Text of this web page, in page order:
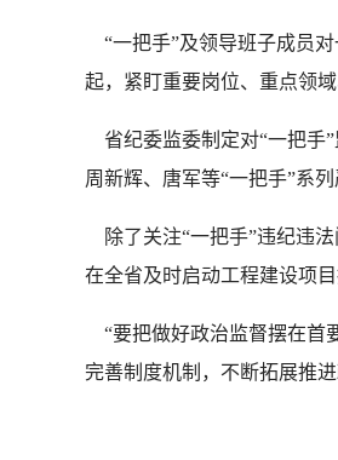
“一把手”及领导班子成员
起，紧盯重要岗位、重点领
省纪委监委制定对“一把手”
周新辉、唐军等“一把手”系
除了关注“一把手”违纪违法
在全省及时启动工程建设项
“要把做好政治监督摆在首
完善制度机制，不断拓展推